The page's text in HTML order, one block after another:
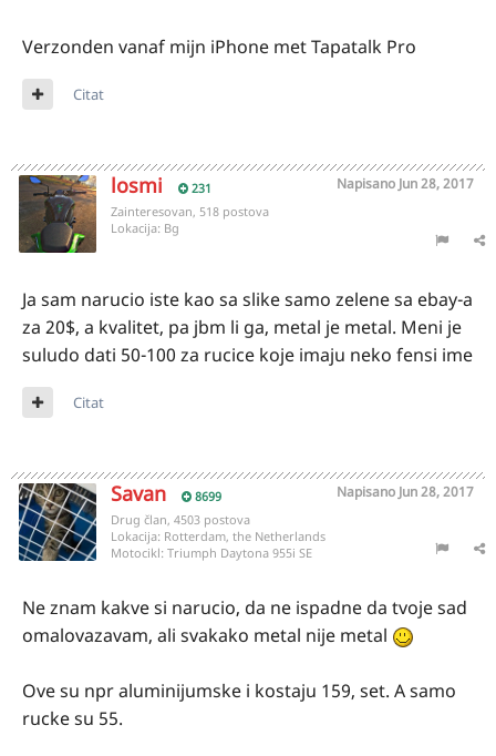
Verzonden vanaf mijn iPhone met Tapatalk Pro
Citat
losmi 231 Napisano Jun 28, 2017
Zainteresovan, 518 postova
Lokacija: Bg
Ja sam narucio iste kao sa slike samo zelene sa ebay-a
za 20$, a kvalitet, pa jbm li ga, metal je metal. Meni je
suludo dati 50-100 za rucice koje imaju neko fensi ime
Citat
Savan 8699 Napisano Jun 28, 2017
Drug član, 4503 postova
Lokacija: Rotterdam, the Netherlands
Motocikl: Triumph Daytona 955i SE
Ne znam kakve si narucio, da ne ispadne da tvoje sad
omalovazavam, ali svakako metal nije metal
Ove su npr aluminijumske i kostaju 159, set. A samo
rucke su 55.